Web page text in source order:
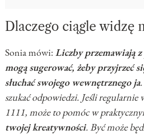
Dlaczego ciągle widzę
Sonia mówi:Liczby przemawiają
mogą sugerować, żeby przyjrzeć
słuchać swojego wewnętrznego ja
szukać odpowiedzi. Jeśli regularnie
1111, może to pomóc w
twojej kreatywności. Być może